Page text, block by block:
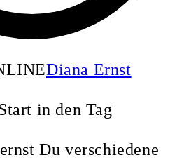
Diana Ernst
in den Tag
Du verschiedene